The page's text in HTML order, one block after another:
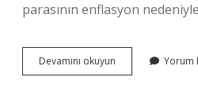
parasının enflasyon
Devamını okuyun
Anda
Yorum